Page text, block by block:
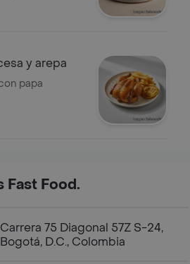
y arepa
papa
Fast Food.
Carrera 75 Diagonal 57Z S-24,
Bogotá, D.C., Colombia